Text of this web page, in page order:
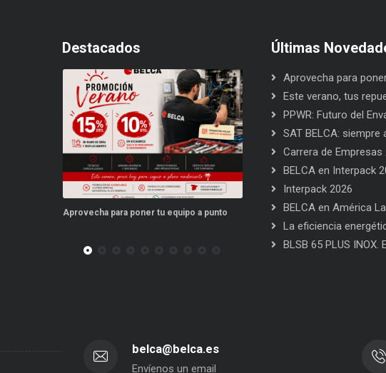
Destacados
poner tu equipo a punto Este verano, tus repuestos tienen ventajas PPWR:
Últimas
Aprovecha para
Este verano, tus
PPWR: Futuro del
SAT BELCA: siempre
Carrera de
BELCA en Interpack
Interpack 2026
BELCA en América
La eficiencia
BLSB 65 PLUS
belca@belca.es
Envíenos un email